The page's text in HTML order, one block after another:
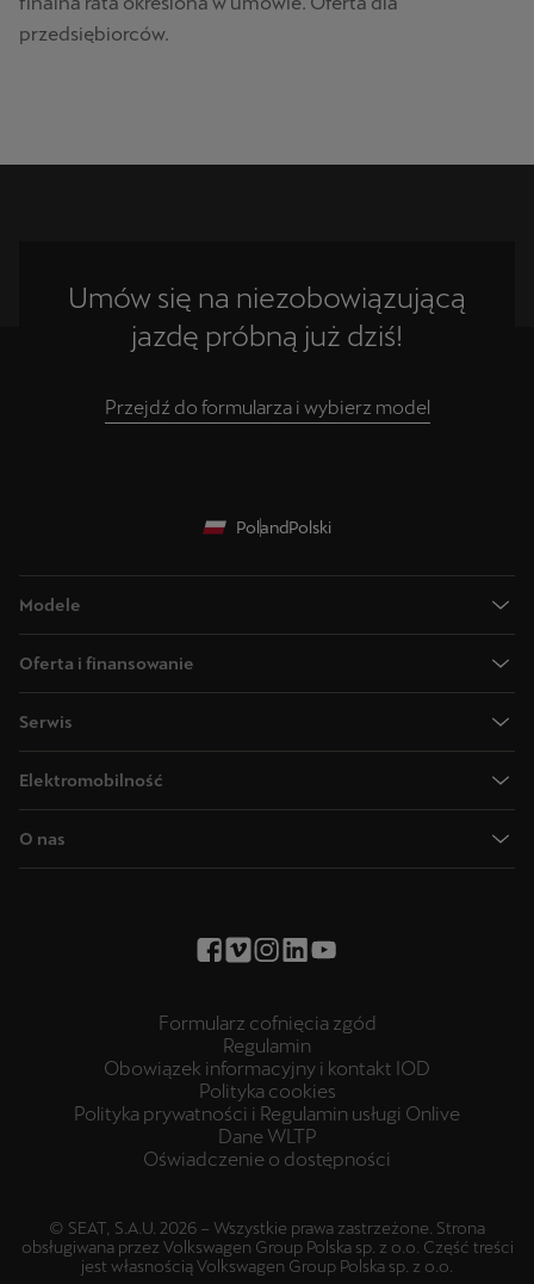
przedsiębiorców.
Umów się na niezobowiązującą
jazdę próbną już dziś!
Przejdź do formularza i wybierz model
PolandPolski
Modele
CUPRA Formentor - nasz flagowy SUV
CUPRA Terramar: SUV hybrydowy plug-In
CUPRA Leon Sportstourer - sportowe kombi
CUPRA Tavascan - nasz całkowicie elektryczny SUV Coupé
Skonfiguruj swoją CUPRĘ
Oferta i finansowanie
CUPRA APPROVED certyfikowane samochody używane
CUPRA for business
Serwis
CUPRA Care
CUPRA 4Service
Elektromobilność
O nas
Świat CUPRA
CUPRA Essence
Akt w sprawie danych
Polityka prywatności ADAS
Formularz cofnięcia zgód
Regulamin
Obowiązek informacyjny i kontakt IOD
Polityka cookies
Polityka prywatności i Regulamin usługi Onlive
Dane WLTP
Oświadczenie o dostępności
© SEAT, S.A.U. 2026 – Wszystkie prawa zastrzeżone. Strona
obsługiwana przez Volkswagen Group Polska sp. z o.o. Część treści
jest własnością Volkswagen Group Polska sp. z o.o.